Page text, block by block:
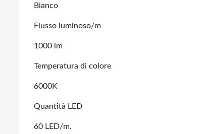
Bianco
Flusso luminoso/m
1000 lm
Temperatura di colore
6000K
Quantità LED
60 LED/m.